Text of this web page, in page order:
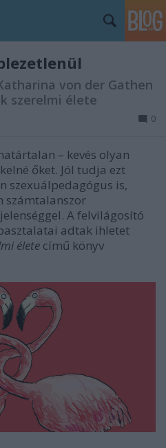
von der Gathen
szerelmi élete
0
– kevés olyan
őket. Jól tudja ezt
szexuálpedagógus is,
számtalanszor
A felvilágosító
adtak ihletet
élete című könyv